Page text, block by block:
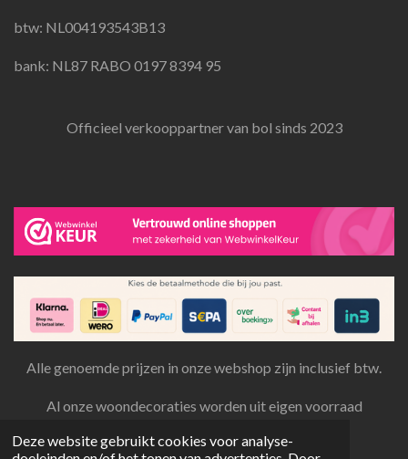
Deze website gebruikt cookies voor analyse-
btw: NL004193543B13
bank: NL87 RABO 0197 8394 95
Officieel verkooppartner van bol sinds 2023
Alle genoemde prijzen in onze webshop zijn inclusief btw.
Al onze woondecoraties worden uit eigen voorraad
© 2022 - 2026 Toonies woondeco